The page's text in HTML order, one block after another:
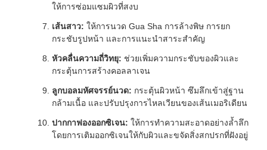
ให้การซ่อมแซมผิวที่สงบ
เส้นสาว: ให้การนวด Gua Sha การล้างพิษ การยก
กระชับรูปหน้า และการแนะนำสาระสำคัญ
หัวคลื่นความถี่วิทยุ: ช่วยเพิ่มความกระชับของผิวและ
กระตุ้นการสร้างคอลลาเจน
ลูกบอลมหัศจรรย์นวด: กระตุ้นผิวหน้า ซึมลึกเข้าสู่ฐาน
กล้ามเนื้อ และปรับปรุงการไหลเวียนของเส้นเมอริเดียน
ปากกาฟองออกซิเจน: ให้การทำความสะอาดอย่างล้ำลึก
โดยการเติมออกซิเจนให้กับผิวและขจัดสิ่งสกปรกที่ฝังอยู่